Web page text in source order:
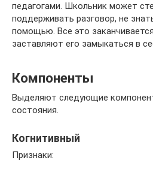
педагогами. Школьник может
поддерживать разговор, не
помощью. Все это
заставляют его замыкаться в
Компоненты
Выделяют следующие
состояния.
Когнитивный
Признаки: